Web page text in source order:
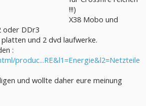
!!!)
X38 Mobo und
oder DDr3
und 2 dvd laufwerke.
:
produc...RE&l1=Energie&l2=Netzteile
und wollte daher eure meinung